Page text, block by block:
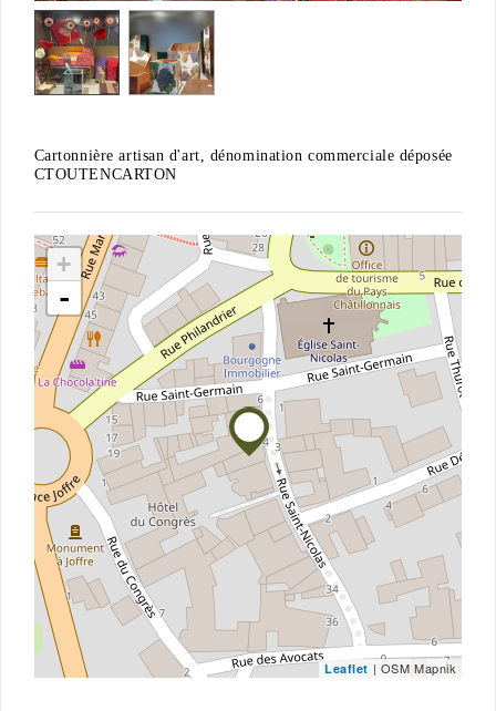
Cartonnière artisan d'art, dénomination commerciale déposée
CTOUTENCARTON
+
-
Leaflet | OSM Mapnik